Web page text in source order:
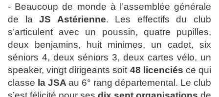
- Beaucoup de monde à l’assemblée générale
de laJS Astérienne. Les effectifs du club
s’articulent avec un poussin, quatre pupilles,
deux benjamins, huit minimes, un cadet, six
séniors 4, deux séniors 3, deux cartes vélo, un
speaker, vingt dirigeants soit 48 licenciés ce qui
classe la JSA au 6° rang départemental. Le club